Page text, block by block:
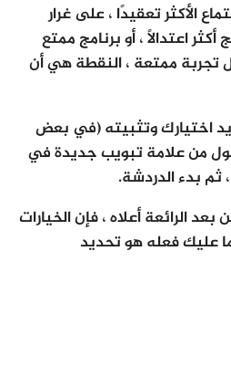
الأكثر تعقيدًا ، على غرار
أكثر اعتدالًا ، أو برنامج ممتع
تجربة ممتعة ، النقطة هي أن
اختيارك وتثبيته (في بعض
من علامة تبويب جديدة في
بدء الدردشة.
الرائعة أعلاه ، فإن الخيارات
عليك فعله هو تحديد